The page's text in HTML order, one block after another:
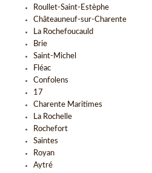
Roullet-Saint-Estèphe
Châteauneuf-sur-Charente
La Rochefoucauld
Brie
Saint-Michel
Fléac
Confolens
17
Charente Maritimes
La Rochelle
Rochefort
Saintes
Royan
Aytré